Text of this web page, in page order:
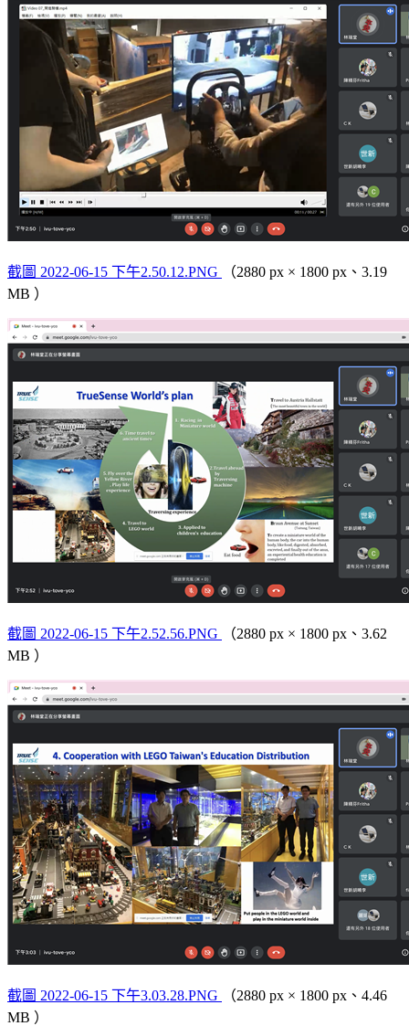
截圖 2022-06-15 下午2.50.12.PNG
（2880 px × 1800 px、3.19
MB ）
截圖 2022-06-15 下午2.52.56.PNG
（2880 px × 1800 px、3.62
MB ）
截圖 2022-06-15 下午3.03.28.PNG
（2880 px × 1800 px、4.46
MB ）